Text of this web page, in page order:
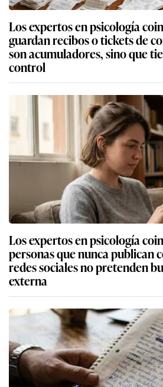
Los expertos en psicología
guardan recibos o tickets de
son acumuladores, sino que
control
Los expertos en psicología
personas que nunca publican
redes sociales no pretenden
externa